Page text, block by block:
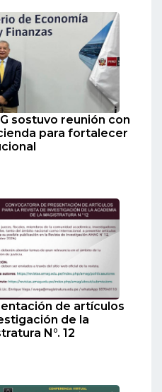
sostuvo reunión con
para fortalecer
de artículos
de la
N°. 12